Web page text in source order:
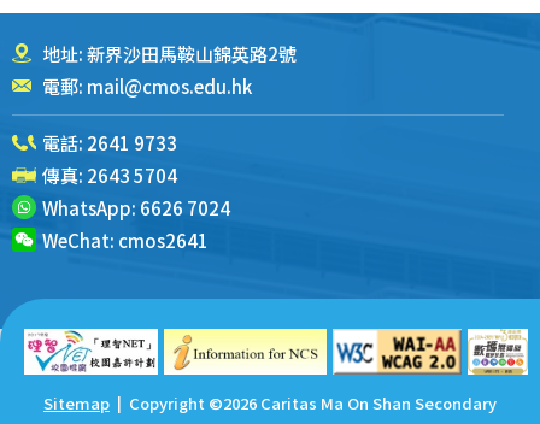
地址: 新界沙田馬鞍山錦英路2號
電郵: mail@cmos.edu.hk
電話: 2641 9733
傳真: 2643 5704
WhatsApp: 6626 7024
WeChat: cmos2641
Sitemap | Copyright ©2026 Caritas Ma On Shan Secondary